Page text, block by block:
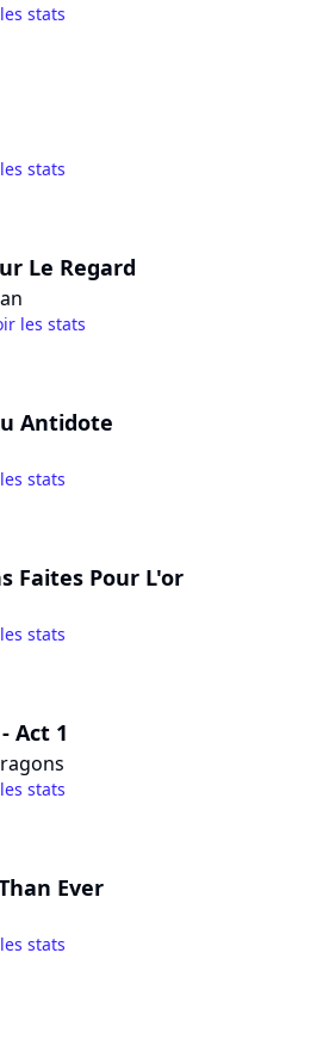
stats
stats
Le Regard
les stats
Antidote
stats
Faites Pour L'or
stats
Act 1
stats
Ever
stats